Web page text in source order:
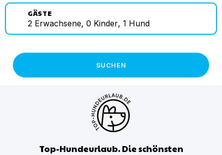
GÄSTE
2 Erwachsene, 0 Kinder, 1 Hund
SUCHEN
Top-Hundeurlaub. Die schönsten